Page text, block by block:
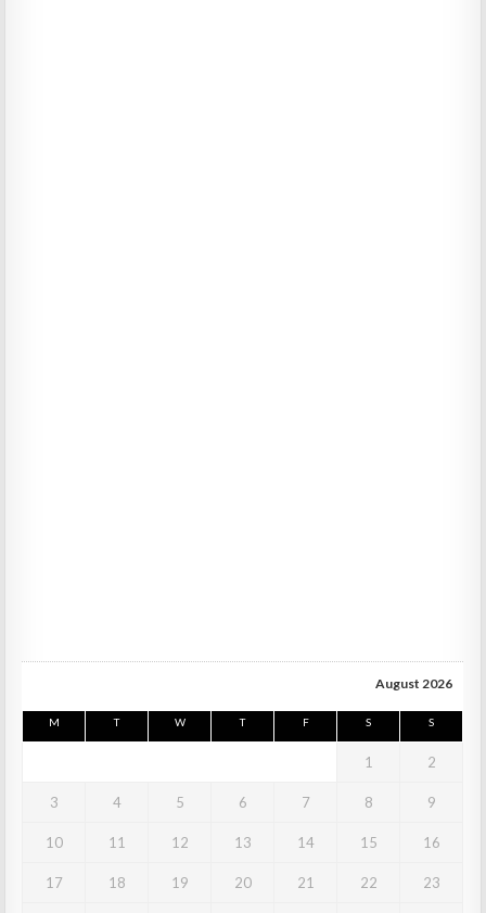
August 2026
M T W T F S S
1 2
3 4 5 6 7 8 9
10 11 12 13 14 15 16
17 18 19 20 21 22 23